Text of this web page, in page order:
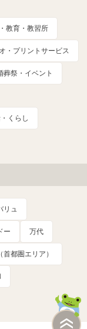
教育・教習所
・プリントサービス
葬祭・イベント
くらし
リュ
ー 万代
首都圏エリア）